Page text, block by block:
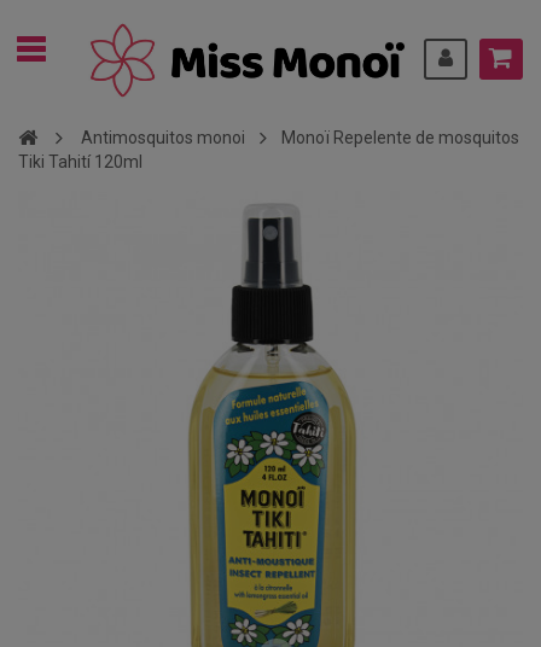
Antimosquitos monoi
Monoï Repelente de mosquitos
Tiki Tahití 120ml